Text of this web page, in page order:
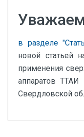
в разделе
новой статьей
применения
аппаратов
Свердловской